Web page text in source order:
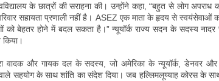
के छात्रों की सराहना की। उन्होंने कहा, “बहुत से लोग
सहायता प्रणाली नहीं है। ASEZ एक माता के हृदय से स्वयंसेवाओं
को बेहतर होने में बदल सकता है।” न्यूयॉर्क राज्य सदन के सदस्य
किया।
वादक और गायक दल के सदस्य, जो अमेरिका के न्यूयॉर्क, डेनवर
वाले सहयोग के साथ शांति का संदेश दिया। जब हल्लिमलूय्याह कोरस के